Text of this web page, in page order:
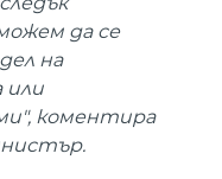
да се
на
или
коментира